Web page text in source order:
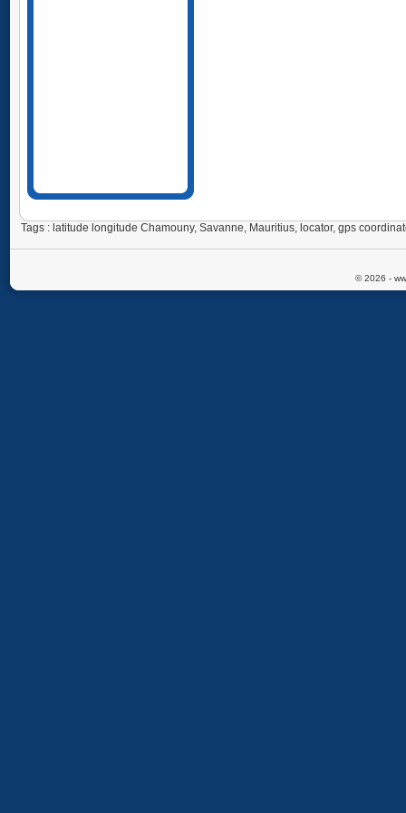
Tags : latitude longitude Chamouny, Savanne, Mauritius, locator, gps
© 2026 -